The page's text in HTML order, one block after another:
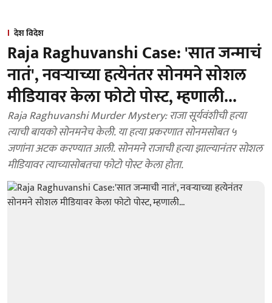
देश विदेश
Raja Raghuvanshi Case: 'सात जन्माचं
नातं', नवऱ्याच्या हत्येनंतर सोनमने सोशल
मीडियावर केला फोटो पोस्ट, म्हणाली...
Raja Raghuvanshi Murder Mystery: राजा सूर्यवंशीची हत्या
त्याची बायको सोनमनेच केली. या हत्या प्रकरणात सोनमसोबत ५
जणांना अटक करण्यात आली. सोनमने राजाची हत्या झाल्यानंतर सोशल
मीडियावर त्याच्यासोबतचा फोटो पोस्ट केला होता.